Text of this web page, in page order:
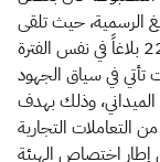
الرسمية، حيث تلقى
تأتي في سياق الجهود
الميداني، وذلك بهدف
التعاملات التجارية